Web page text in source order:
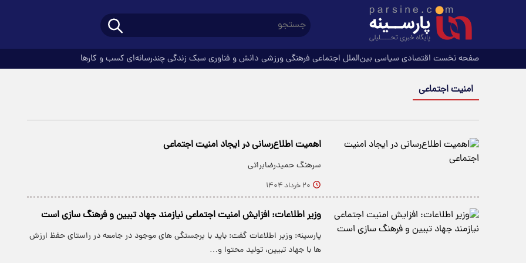
صفحه نخست اقتصادی سیاسی بین‌الملل اجتماعی فرهنگیورزشی دانش و فناوری سبک زندگیچندرسانه‌ای کسب و کارها
امنیت اجتماعی
اهمیت اطلاع‌رسانی در ایجاد امنیت اجتماعی
سرهنگ حمیدرضابراتی
۲۰ خرداد ۱۴۰۴
وزیر اطلاعات: افزایش امنیت اجتماعی نیازمند جهاد تبیین و فرهنگ سازی است
پارسینه: وزیر اطلاعات گفت: باید با برجستگی های موجود در جامعه در راستای حفظ ارزش
ها با جهاد تبیین، تولید محتوا و…